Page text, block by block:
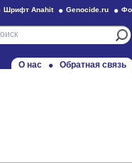
Шрифт Anahit Genocide.ru
О нас Обратная связь